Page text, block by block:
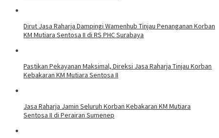
Dirut Jasa Raharja Dampingi Wamenhub Tinjau Penanganan Korban
KM Mutiara Sentosa II di RS PHC Surabaya
Pastikan Pekayanan Maksimal, Direksi Jasa Raharja Tinjau Korban
Kebakaran KM Mutiara Sentosa II
Jasa Raharja Jamin Seluruh Korban Kebakaran KM Mutiara
Sentosa II di Perairan Sumenep